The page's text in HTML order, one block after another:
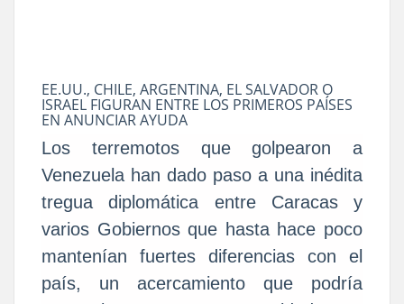
EE.UU., CHILE, ARGENTINA, EL SALVADOR O
ISRAEL FIGURAN ENTRE LOS PRIMEROS PAÍSES
EN ANUNCIAR AYUDA
Los terremotos que golpearon a
Venezuela han dado paso a una inédita
tregua diplomática entre Caracas y
varios Gobiernos que hasta hace poco
mantenían fuertes diferencias con el
país, un acercamiento que podría